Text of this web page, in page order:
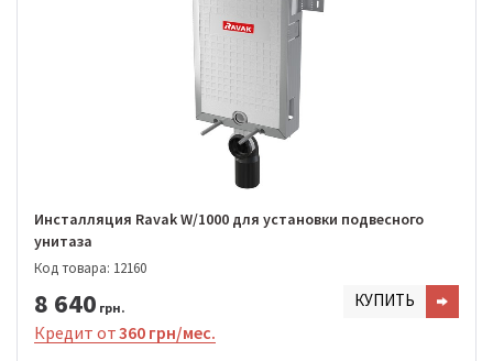
Инсталляция Ravak W/1000 для установки подвесного
унитаза
Код товара: 12160
8 640 грн. КУПИТЬ
Кредит от360 грн/мес.